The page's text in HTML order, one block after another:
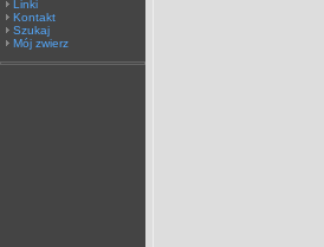
Linki
Kontakt
Szukaj
Mój zwierz